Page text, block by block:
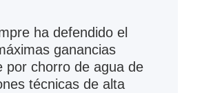
ha defendido el
ganancias
por chorro de agua de
técnicas de alta